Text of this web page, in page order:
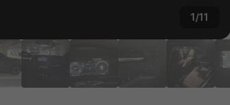
1/11